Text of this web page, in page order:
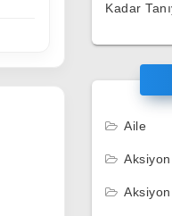
Kadar
Aile
Aksiyon